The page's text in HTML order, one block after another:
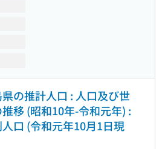
の推計人口 : 人口及び世
移 (昭和10年-令和元年) :
口 (令和元年10月1日現